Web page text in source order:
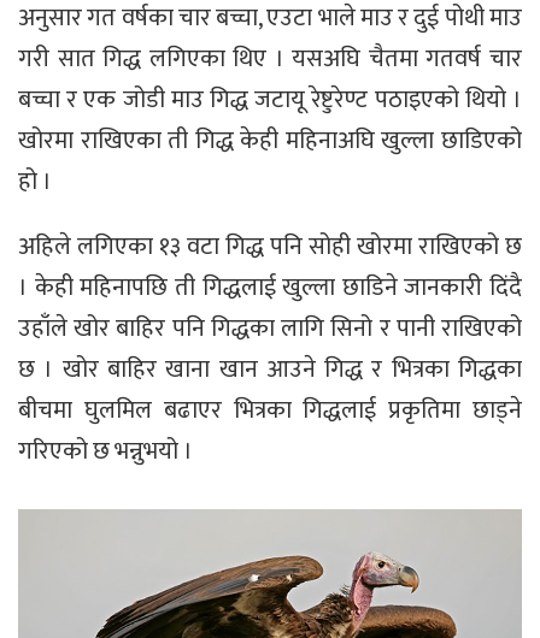
अनुसार गत वर्षका चार बच्चा, एउटा भाले माउ र दुई पोथी माउ
गरी सात गिद्ध लगिएका थिए । यसअघि चैतमा गतवर्ष चार
बच्चा र एक जोडी माउ गिद्ध जटायू रेष्टुरेण्ट पठाइएको थियो ।
खोरमा राखिएका ती गिद्ध केही महिनाअघि खुल्ला छाडिएको
हो ।
अहिले लगिएका १३ वटा गिद्ध पनि सोही खोरमा राखिएको छ
। केही महिनापछि ती गिद्धलाई खुल्ला छाडिने जानकारी दिंदै
उहाँले खोर बाहिर पनि गिद्धका लागि सिनो र पानी राखिएको
छ । खोर बाहिर खाना खान आउने गिद्ध र भित्रका गिद्धका
बीचमा घुलमिल बढाएर भित्रका गिद्धलाई प्रकृतिमा छाड्ने
गरिएको छ भन्नुभयो ।